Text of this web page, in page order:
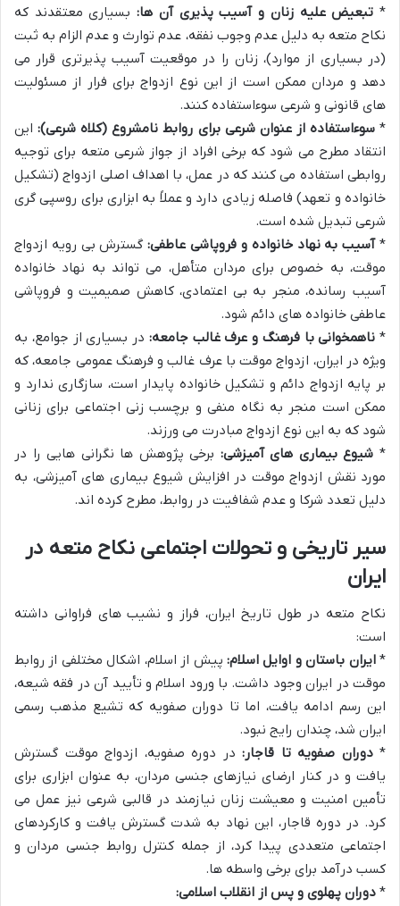
* تبعیض علیه زنان و آسیب پذیری آن ها:بسیاری معتقدند که
نکاح متعه به دلیل عدم وجوب نفقه، عدم توارث و عدم الزام به ثبت
(در بسیاری از موارد)، زنان را در موقعیت آسیب پذیرتری قرار می
دهد و مردان ممکن است از این نوع ازدواج برای فرار از مسئولیت
های قانونی و شرعی سوءاستفاده کنند.
*سوءاستفاده از عنوان شرعی برای روابط نامشروع (کلاه شرعی):این
انتقاد مطرح می شود که برخی افراد از جواز شرعی متعه برای توجیه
روابطی استفاده می کنند که در عمل، با اهداف اصلی ازدواج (تشکیل
خانواده و تعهد) فاصله زیادی دارد و عملاً به ابزاری برای روسپی گری
شرعی تبدیل شده است.
*آسیب به نهاد خانواده و فروپاشی عاطفی:گسترش بی رویه ازدواج
موقت، به خصوص برای مردان متأهل، می تواند به نهاد خانواده
آسیب رسانده، منجر به بی اعتمادی، کاهش صمیمیت و فروپاشی
عاطفی خانواده های دائم شود.
* ناهمخوانی با فرهنگ و عرف غالب جامعه: در بسیاری از جوامع، به
ویژه در ایران، ازدواج موقت با عرف غالب و فرهنگ عمومی جامعه، که
بر پایه ازدواج دائم و تشکیل خانواده پایدار است، سازگاری ندارد و
ممکن است منجر به نگاه منفی و برچسب زنی اجتماعی برای زنانی
شود که به این نوع ازدواج مبادرت می ورزند.
* شیوع بیماری های آمیزشی: برخی پژوهش ها نگرانی هایی را در
مورد نقش ازدواج موقت در افزایش شیوع بیماری های آمیزشی، به
دلیل تعدد شرکا و عدم شفافیت در روابط، مطرح کرده اند.
سیر تاریخی و تحولات اجتماعی نکاح متعه در
ایران
نکاح متعه در طول تاریخ ایران، فراز و نشیب های فراوانی داشته
است:
*ایران باستان و اوایل اسلام: پیش از اسلام، اشکال مختلفی از روابط
موقت در ایران وجود داشت. با ورود اسلام و تأیید آن در فقه شیعه،
این رسم ادامه یافت، اما تا دوران صفویه که تشیع مذهب رسمی
ایران شد، چندان رایج نبود.
*دوران صفویه تا قاجار: در دوره صفویه، ازدواج موقت گسترش
یافت و در کنار ارضای نیازهای جنسی مردان، به عنوان ابزاری برای
تأمین امنیت و معیشت زنان نیازمند در قالبی شرعی نیز عمل می
کرد. در دوره قاجار، این نهاد به شدت گسترش یافت و کارکردهای
اجتماعی متعددی پیدا کرد، از جمله کنترل روابط جنسی مردان و
کسب درآمد برای برخی واسطه ها.
* دوران پهلوی و پس از انقلاب اسلامی: